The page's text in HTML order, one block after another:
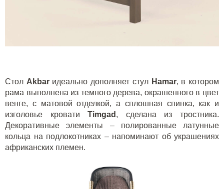
Стол Akbar идеально дополняет стул Hamar, в котором
рама выполнена из темного дерева, окрашенного в цвет
венге, с матовой отделкой, а сплошная спинка, как и
изголовье кроватиTimgad , сделана из тростника.
Декоративные элементы – полированные латунные
кольца на подлокотниках – напоминают об украшениях
африканских племен.